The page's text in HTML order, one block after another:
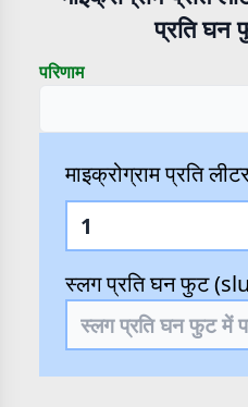
प्रति घन
परिणाम
माइक्रोग्राम प्रति
स्लग प्रति घन फुट